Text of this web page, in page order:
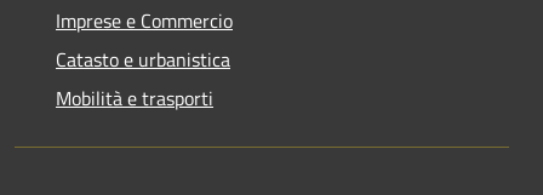
Imprese e Commercio
Catasto e urbanistica
Mobilità e trasporti